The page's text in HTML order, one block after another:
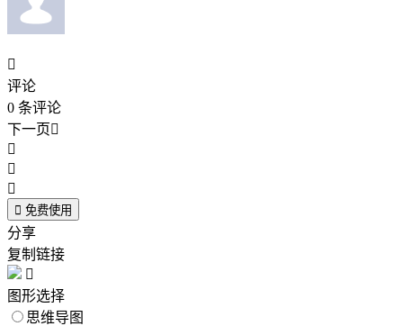

评论
0 条评论
下一页



 免费使用
分享
复制链接

图形选择
思维导图